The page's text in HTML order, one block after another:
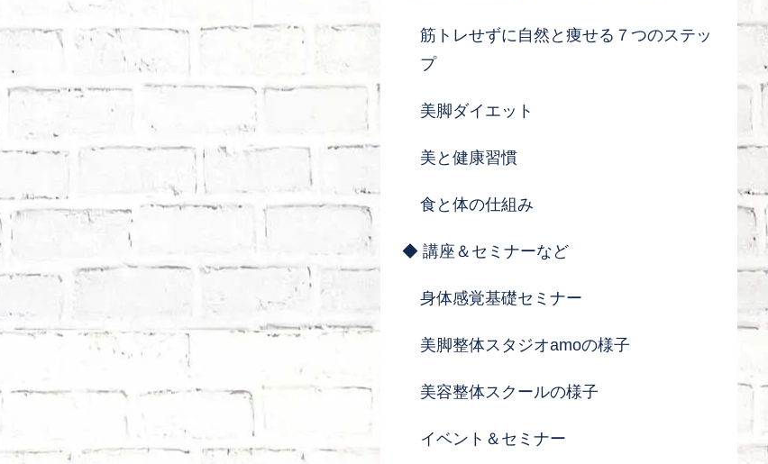
筋トレせずに自然と痩せる７つのステッ
プ
美脚ダイエット
美と健康習慣
食と体の仕組み
◆ 講座＆セミナーなど
身体感覚基礎セミナー
美脚整体スタジオamoの様子
美容整体スクールの様子
イベント＆セミナー